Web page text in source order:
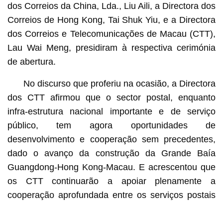
dos Correios da China, Lda., Liu Aili, a Directora dos
Correios de Hong Kong, Tai Shuk Yiu, e a Directora
dos Correios e Telecomunicações de Macau (CTT),
Lau Wai Meng, presidiram à respectiva cerimónia
de abertura.
No discurso que proferiu na ocasião, a Directora
dos CTT afirmou que o sector postal, enquanto
infra-estrutura nacional importante e de serviço
público, tem agora oportunidades de
desenvolvimento e cooperação sem precedentes,
dado o avanço da construção da Grande Baía
Guangdong-Hong Kong-Macau. E acrescentou que
os CTT continuarão a apoiar plenamente a
cooperação aprofundada entre os serviços postais